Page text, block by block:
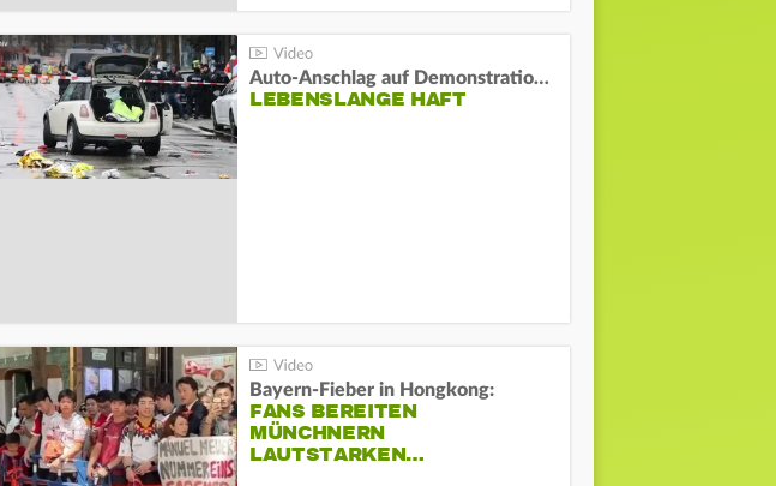
Auto-Anschlag auf Demonstration in München:
LEBENSLANGE HAFT
Bayern-Fieber in Hongkong:
FANS BEREITEN
MÜNCHNERN
LAUTSTARKEN…